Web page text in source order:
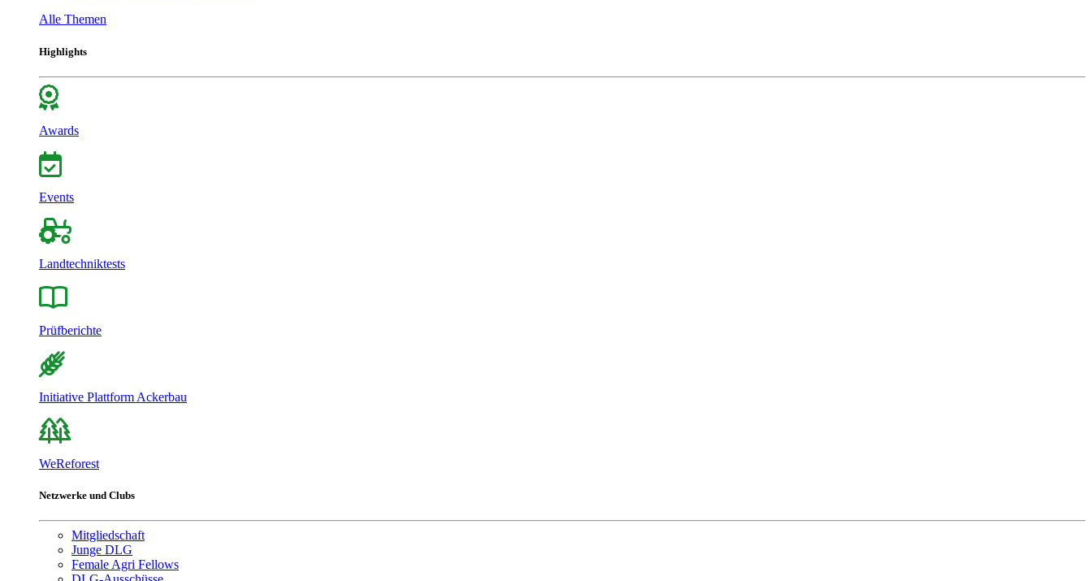
Alle Themen
Highlights
Awards
Events
Landtechniktests
Prüfberichte
Initiative Plattform Ackerbau
WeReforest
Netzwerke und Clubs
Mitgliedschaft
Junge DLG
Female Agri Fellows